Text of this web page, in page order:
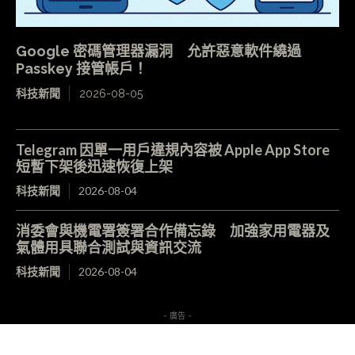
Google 密碼管理器漏洞 允許惡意軟件繞過
Passkey 接管帳戶！
科技新聞 2026-08-05
Telegram 因單一用戶違規內容被 Apple App Store
短暫下架後迅速恢復上架
科技新聞 2026-08-04
消委會與機電署簽署合作備忘錄 加強家用電器及
氣體用具聯合測試與資訊交流
科技新聞 2026-08-04
- 廣告 -